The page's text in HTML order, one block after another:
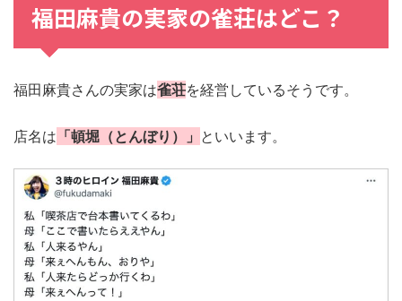
福田麻貴の実家の雀荘はどこ？
福田麻貴さんの実家は雀荘を経営しているそうです。
店名は 「頓堀（とんぼり）」 といいます。